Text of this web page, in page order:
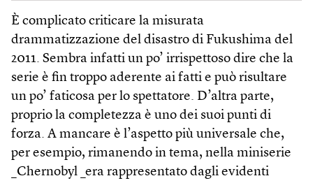
È complicato criticare la misurata
drammatizzazione del disastro di Fukushima del
2011. Sembra infatti un po’ irrispettoso dire che la
serie è fin troppo aderente ai fatti e può risultare
un po’ faticosa per lo spettatore. D’altra parte,
proprio la completezza è uno dei suoi punti di
forza. A mancare è l’aspetto più universale che,
per esempio, rimanendo in tema, nella miniserie
_Chernobyl _era rappresentato dagli evidenti